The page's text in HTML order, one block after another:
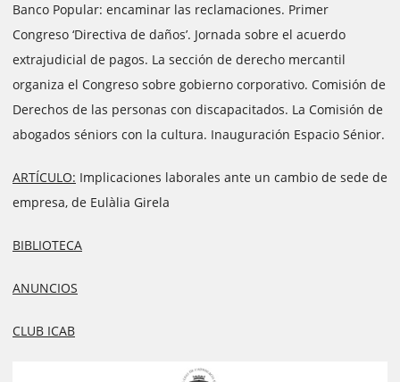
Banco Popular: encaminar las reclamaciones. Primer
Congreso ‘Directiva de daños’. Jornada sobre el acuerdo
extrajudicial de pagos. La sección de derecho mercantil
organiza el Congreso sobre gobierno corporativo. Comisión de
Derechos de las personas con discapacitados. La Comisión de
abogados séniors con la cultura. Inauguración Espacio Sénior.
ARTÍCULO: Implicaciones laborales ante un cambio de sede de
empresa, de Eulàlia Girela
BIBLIOTECA
ANUNCIOS
CLUB ICAB